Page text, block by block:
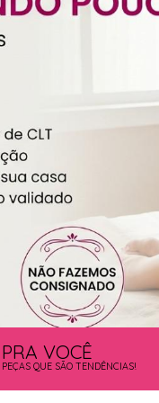
PRA VOCÊ
PEÇAS QUE SÃO TENDÊNCIAS!